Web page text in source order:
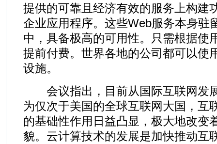
提供的可靠且经济有效的服务上构建
企业应用程序。这些Web服务本身驻
中，具备极高的可用性。只需根据使
提前付费。世界各地的公司都可以使
设施。
会议指出，目前从国际互联网发
为仅次于美国的全球互联网大国，互
的基础性作用日益凸显，极大地改变
貌。云计算技术的发展是加快推动互